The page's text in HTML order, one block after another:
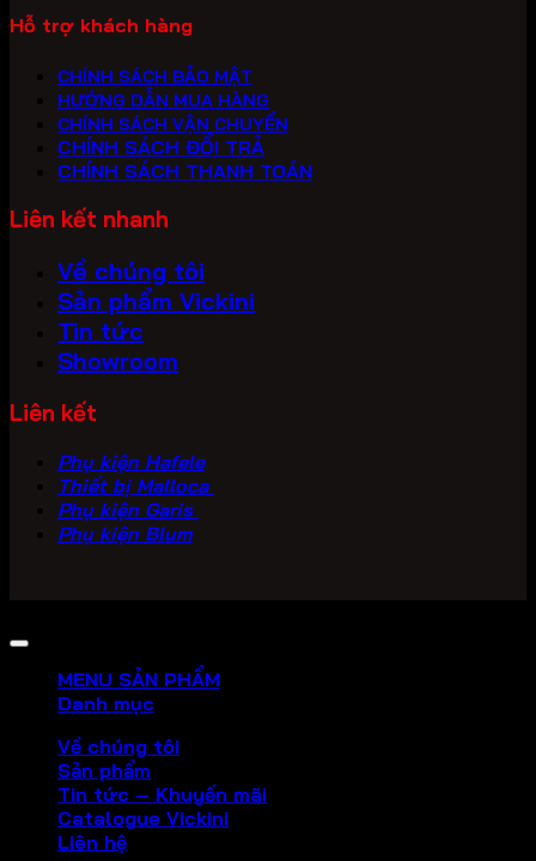
Hỗ trợ khách hàng
CHÍNH SÁCH BẢO MẬT
HƯỚNG DẪN MUA HÀNG
CHÍNH SÁCH VẬN CHUYỂN
CHÍNH SÁCH ĐỔI TRẢ
CHÍNH SÁCH THANH TOÁN
Liên kết nhanh
Về chúng tôi
Sản phẩm Vickini
Tin tức
Showroom
Liên kết
Phụ kiện Hafele
Thiết bị Malloca
Phụ kiện Garis
Phụ kiện Blum
MENU SẢN PHẨM
Danh mục
Về chúng tôi
Sản phẩm
Tin tức – Khuyến mãi
Catalogue Vickini
Liên hệ